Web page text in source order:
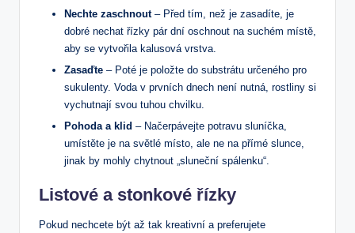
Nechte zaschnout– Před tím, než je zasadíte, je
dobré nechat řízky pár dní oschnout na suchém místě,
aby se vytvořila kalusová vrstva.
Zasaďte – Poté je položte do substrátu určeného pro
sukulenty. Voda v prvních dnech není nutná, rostliny si
vychutnají svou tuhou chvilku.
Pohoda a klid – Načerpávejte potravu sluníčka,
umístěte je na světlé místo, ale ne na přímé slunce,
jinak by mohly chytnout „sluneční spálenku“.
Listové a stonkové řízky
Pokud nechcete být až tak kreativní a preferujete